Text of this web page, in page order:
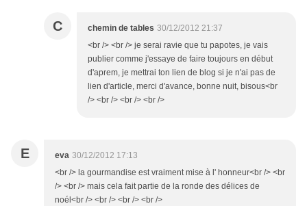
C chemin de tables 30/12/2012 21:37
<br /> <br /> je serai ravie que tu papotes, je vais
publier comme j'essaye de faire toujours en début
d'aprem, je mettrai ton lien de blog si je n'ai pas de
lien d'article, merci d'avance, bonne nuit, bisous<br
/> <br /> <br /> <br />
E eva 30/12/2012 17:13
<br /> la gourmandise est vraiment mise à l' honneur<br /> <br
/> <br /> mais cela fait partie de la ronde des délices de
noél<br /> <br /> <br /> <br />